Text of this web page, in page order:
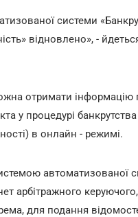
системи
відновлено», -
отримати інформацію
у процедурі банкрутства
в онлайн - режимі.
автоматизованої
арбітражного керуючого,
для подання